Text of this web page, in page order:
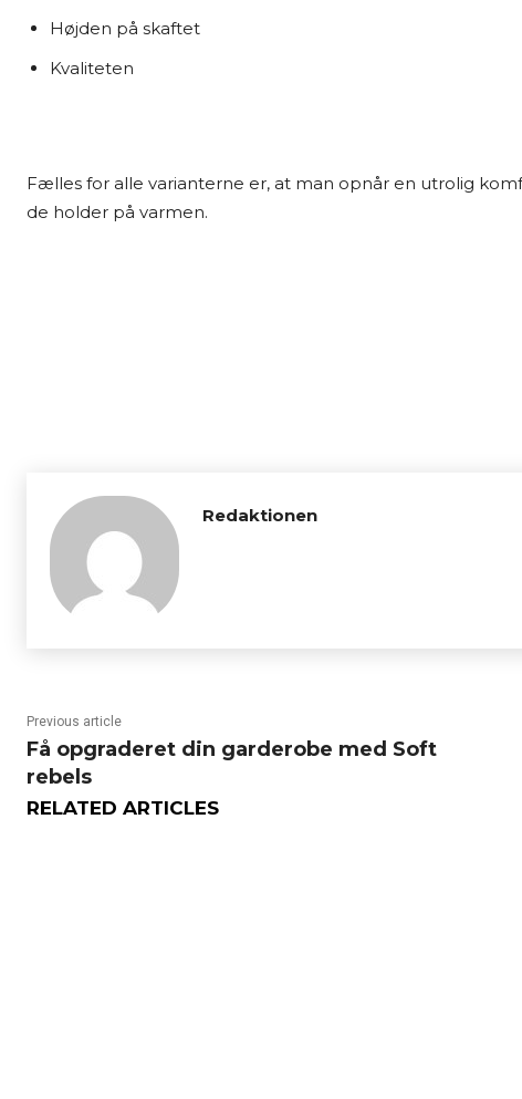
Højden på skaftet
Kvaliteten
Fælles for alle varianterne er, at man opnår en utrolig
de holder på varmen.
Redaktionen
Previous article
Få opgraderet din garderobe med Soft
rebels
RELATED ARTICLES